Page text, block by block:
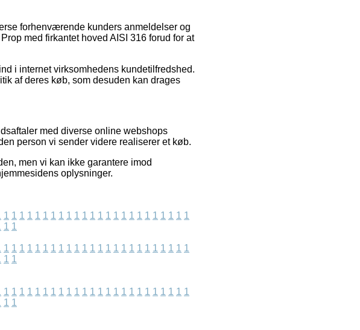
forhenværende kunders anmeldelser og
med firkantet hoved AISI 316 forud for at
i internet virksomhedens kundetilfredshed.
af deres køb, som desuden kan drages
med diverse online webshops
person vi sender videre realiserer et køb.
men vi kan ikke garantere imod
oplysninger.
1 1 1 1 1 1 1 1 1 1 1 1 1 1 1 1 1 1 1 1 1 1 1 1
1 1
1 1 1 1 1 1 1 1 1 1 1 1 1 1 1 1 1 1 1 1 1 1 1 1
1 1
1 1 1 1 1 1 1 1 1 1 1 1 1 1 1 1 1 1 1 1 1 1 1 1
1 1